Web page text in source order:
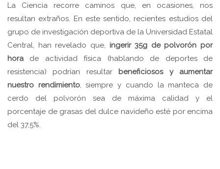
La Ciencia recorre caminos que, en ocasiones, nos
resultan extraños. En este sentido, recientes estudios del
grupo de investigación deportiva de la Universidad Estatal
Central, han revelado que, ingerir 35g de polvorón por
hora de actividad física (hablando de deportes de
resistencia) podrían resultar beneficiosos y aumentar
nuestro rendimiento, siempre y cuando la manteca de
cerdo del polvorón sea de máxima calidad y el
porcentaje de grasas del dulce navideño esté por encima
del 37,5%.